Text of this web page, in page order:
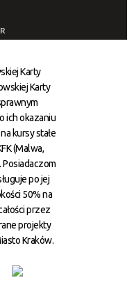
Karty
Karty
ich okazaniu
kursy stałe
(Malwa,
Posiadaczom
po jej
50% na
przez
projekty
Kraków.